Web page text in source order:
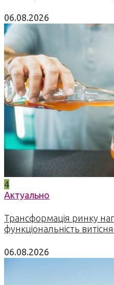
06.08.2026
4
Актуально
Трансформація ринку
функціональність
06.08.2026